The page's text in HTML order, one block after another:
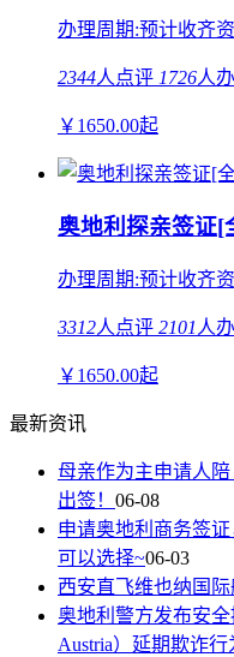
办理周期:预计收齐
2344人点评 1726人
￥ 1650.00起
奥地利探亲签证[
办理周期:预计收齐
3312人点评 2101 人
￥ 1650.00起
最新资讯
母亲作为主申请人
出签！ 06-08
申请奥地利商务签
可以选择~06-03
西安直飞维也纳国
奥地利警方发布安
Austria）延期欺诈行